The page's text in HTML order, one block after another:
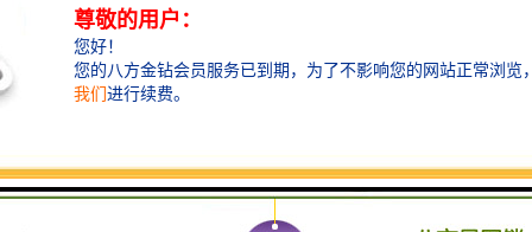
范围内稳定工作。
我们理解，没有一种设计能放之四海而皆准。
因此，我们注重与客户的深入沟通，了解其具体的物料
供真正“用得放心、用得长久”的解决方案，而非简单的